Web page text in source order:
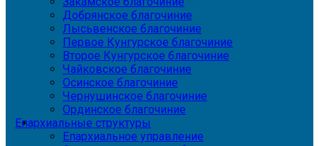
Добрянское благочиние
Лысьвенское благочиние
Первое Кунгурское благочиние
Второе Кунгурское благочиние
Чайковское благочиние
Осинское благочиние
Чернушинское благочиние
Ординское благочиние
Епархиальные структуры
Епархиальное управление